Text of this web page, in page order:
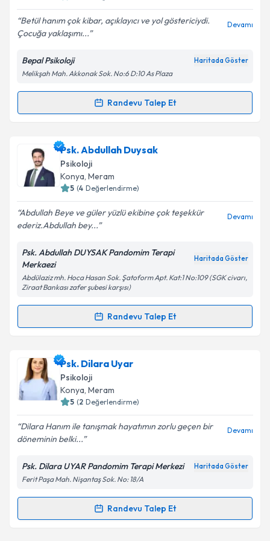
Kişisel verilerimin işlenmesine ilişkin
Aydınlatma
Metni'ni okudum ve kişisel verilerimin belirtilen
kapsamda işlenmesini kabul ediyorum.
Betül hanım çok kibar, açıklayıcı ve yol göstericiydi.
Çocuğa yaklaşımı...
Devamı
Bepal Psikoloji Haritada Göster
Melikşah Mah. Akkonak Sok. No:6 D:10 As Plaza
Randevu Talep Et
Randevu Takvimi Talebi
Klinik Psikolog Betül Palancı
talebi oluşturun. Size bu uzmandan randevu almanız
için bir takvim hazırlandığında e-posta ile
bilgilendireceğiz.
E-posta Adresiniz
Metni'ni okudum ve kişisel verilerimin belirtilen
kapsamda işlenmesini kabul ediyorum.
Takvim Talebini Gönder
Psk. Abdullah Duysak
Psikoloji
Konya, Meram
5 (4 Değerlendirme)
Abdullah Beye ve güler yüzlü ekibine çok teşekkür
ederiz.Abdullah bey...
Devamı
Psk. Abdullah DUYSAK Pandomim Terapi
Merkaezi
Haritada Göster
Abdülaziz mh. Hoca Hasan Sok. Şatoform Apt. Kat:1 No:109 (SGK civarı,
Ziraat Bankası zafer şubesi karşısı)
Randevu Talep Et
Randevu Takvimi Talebi
Psk. Abdullah Duysakiçin randevu takvimi talebi
oluşturun. Size bu uzmandan randevu almanız için bir
takvim hazırlandığında e-posta ile bilgilendireceğiz.
Kişisel verilerimin işlenmesine ilişkin
Aydınlatma
Metni'ni okudum ve kişisel verilerimin belirtilen
kapsamda işlenmesini kabul ediyorum.
Psk. Dilara Uyar
Psikoloji
Konya, Meram
5 (2 Değerlendirme)
Dilara Hanım ile tanışmak hayatımın zorlu geçen bir
döneminin belki...
Devamı
Psk. Dilara UYAR Pandomim Terapi Merkezi Haritada Göster
Ferit Paşa Mah. Nişantaş Sok. No: 18/A
Randevu Talep Et
Randevu Takvimi Talebi